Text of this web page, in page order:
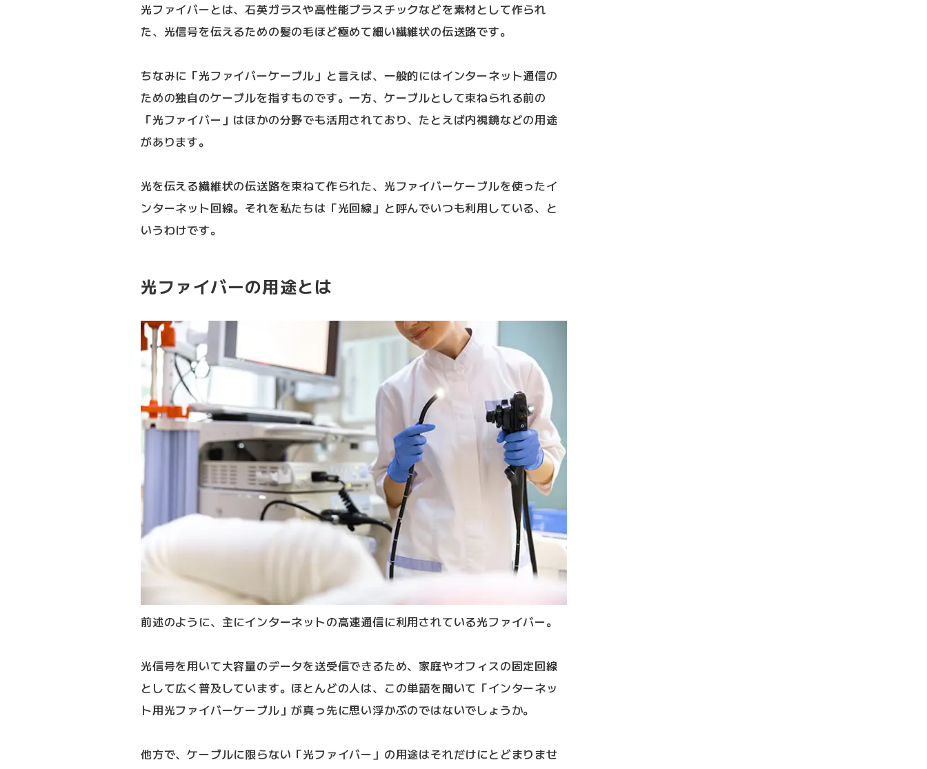
光ファイバーとは、石英ガラスや高性能プラスチックなどを素材として作られ
た、光信号を伝えるための髪の毛ほど極めて細い繊維状の伝送路です。
ちなみに「光ファイバーケーブル」と言えば、一般的にはインターネット通信の
ための独自のケーブルを指すものです。一方、ケーブルとして束ねられる前の
「光ファイバー」はほかの分野でも活用されており、たとえば内視鏡などの用途
があります。
光を伝える繊維状の伝送路を束ねて作られた、光ファイバーケーブルを使ったイ
ンターネット回線。それを私たちは「光回線」と呼んでいつも利用している、と
いうわけです。
光ファイバーの用途とは
前述のように、主にインターネットの高速通信に利用されている光ファイバー。
光信号を用いて大容量のデータを送受信できるため、家庭やオフィスの固定回線
として広く普及しています。ほとんどの人は、この単語を聞いて「インターネッ
ト用光ファイバーケーブル」が真っ先に思い浮かぶのではないでしょうか。
他方で、ケーブルに限らない「光ファイバー」の用途はそれだけにとどまりませ